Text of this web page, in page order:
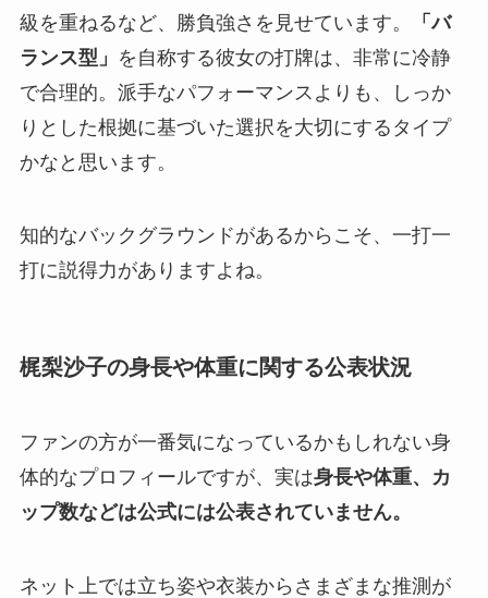
級を重ねるなど、勝負強さを見せています。
「バ
ランス型」 を自称する彼女の打牌は、非常に冷静
で合理的。派手なパフォーマンスよりも、しっか
りとした根拠に基づいた選択を大切にするタイプ
かなと思います。
知的なバックグラウンドがあるからこそ、一打一
打に説得力がありますよね。
梶梨沙子の身長や体重に関する公表状況
ファンの方が一番気になっているかもしれない身
体的なプロフィールですが、実は身長や体重、カ
ップ数などは公式には公表されていません。
ネット上では立ち姿や衣装からさまざまな推測が